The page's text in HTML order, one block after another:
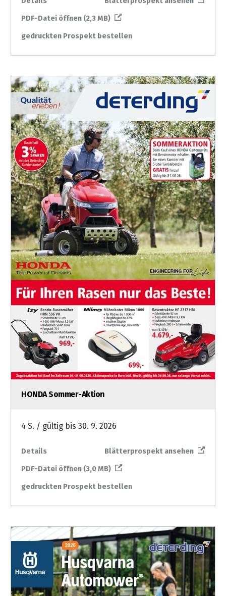
PDF-Datei öffnen (2,3 MB)
gedruckten Prospekt bestellen
HONDA Sommer-Aktion
4 S. / gültig bis 30. 9. 2026
Details
Blätterprospekt ansehen
PDF-Datei öffnen (3,0 MB)
gedruckten Prospekt bestellen